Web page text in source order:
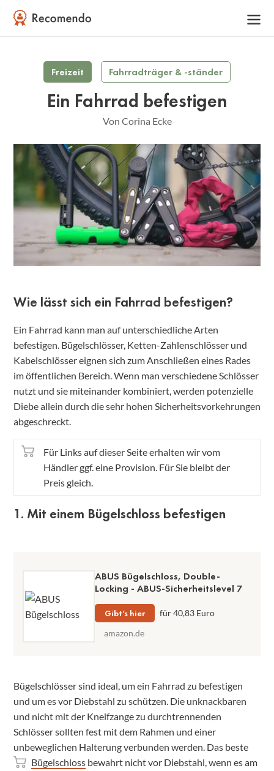
Freizeit Fahrradträger & -ständer
Ein Fahrrad befestigen
Von Corina Ecke
Wie lässt sich ein Fahrrad befestigen?
Ein Fahrrad kann man auf unterschiedliche Arten
befestigen. Bügelschlösser, Ketten-Zahlenschlösser und
Kabelschlösser eignen sich zum Anschließen eines Rades
im öffentlichen Bereich. Wenn man verschiedene Schlösser
nutzt und sie miteinander kombiniert, werden potenzielle
Diebe allein durch die sehr hohen Sicherheitsvorkehrungen
abgeschreckt.
Für Links auf dieser Seite erhalten wir vom
Händler ggf. eine Provision. Für Sie bleibt der
Preis gleich.
1. Mit einem Bügelschloss befestigen
ABUS Bügelschloss, Double-
Locking - ABUS-Sicherheitslevel 7
Gibt’s hier
für 40,83 Euro
amazon.de
Bügelschlösser sind ideal, um ein Fahrrad zu befestigen
und um es vor Diebstahl zu schützen. Die unknackbaren
und nicht mit der Kneifzange zu durchtrennenden
Schlösser sollten fest mit dem Rahmen und einer
unbeweglichen Halterung verbunden werden. Das beste
Bügelschloss bewahrt nicht vor Diebstahl, wenn es am